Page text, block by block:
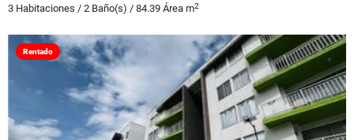
3 Habitaciones / 2 Baño(s) / 84.39 Área m2
Rentado